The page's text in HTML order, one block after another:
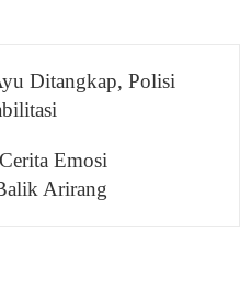
Ditangkap, Polisi
Emosi
Arirang